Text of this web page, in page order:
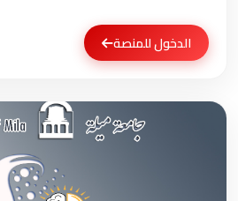
الدخول للمنصة